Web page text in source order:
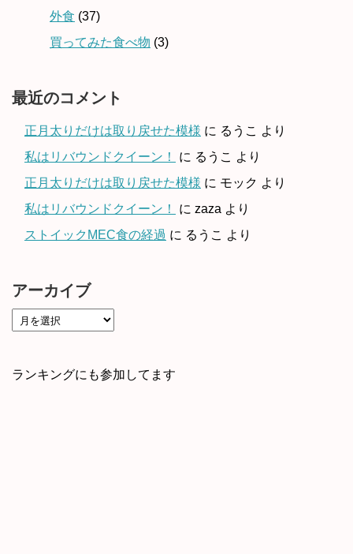
外食 (37)
買ってみた食べ物 (3)
最近のコメント
正月太りだけは取り戻せた模様 に るうこ より
私はリバウンドクイーン！
に るうこ より
正月太りだけは取り戻せた模様 に モック より
私はリバウンドクイーン！
に zaza より
ストイックMEC食の経過 に るうこ より
アーカイブ
ランキングにも参加してます